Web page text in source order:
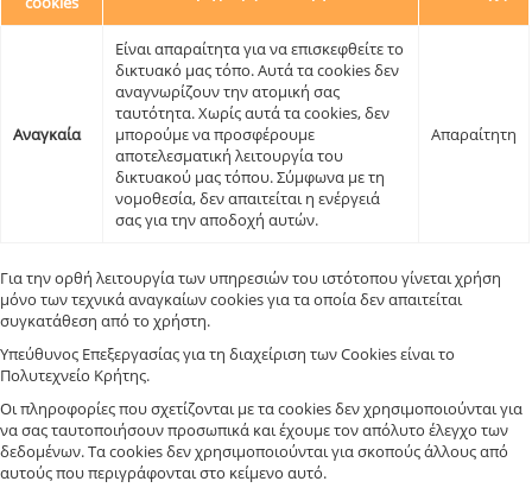
Αναγκαία
Είναι απαραίτητα για να επισκεφθείτε το
δικτυακό μας τόπο. Αυτά τα cookies δεν
αναγνωρίζουν την ατομική σας
ταυτότητα. Χωρίς αυτά τα cookies, δεν
μπορούμε να προσφέρουμε
αποτελεσματική λειτουργία του
δικτυακού μας τόπου. Σύμφωνα με τη
νομοθεσία, δεν απαιτείται η ενέργειά
σας για την αποδοχή αυτών.
Απαραίτητη
Για την ορθή λειτουργία των υπηρεσιών του ιστότοπου γίνεται χρήση
μόνο των τεχνικά αναγκαίων cookies για τα οποία δεν απαιτείται
συγκατάθεση από το χρήστη.
Υπεύθυνος Επεξεργασίας για τη διαχείριση των Cookies είναι το
Πολυτεχνείο Κρήτης.
Οι πληροφορίες που σχετίζονται με τα cookies δεν χρησιμοποιούνται για
να σας ταυτοποιήσουν προσωπικά και έχουμε τον απόλυτο έλεγχο των
δεδομένων. Τα cookies δεν χρησιμοποιούνται για σκοπούς άλλους από
αυτούς που περιγράφονται στο κείμενο αυτό.